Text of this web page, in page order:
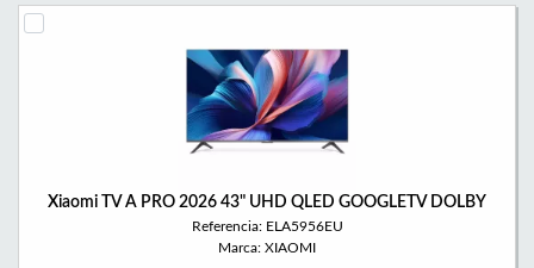
Xiaomi TV A PRO 2026 43" UHD QLED GOOGLETV DOLBY
Referencia: ELA5956EU
Marca: XIAOMI